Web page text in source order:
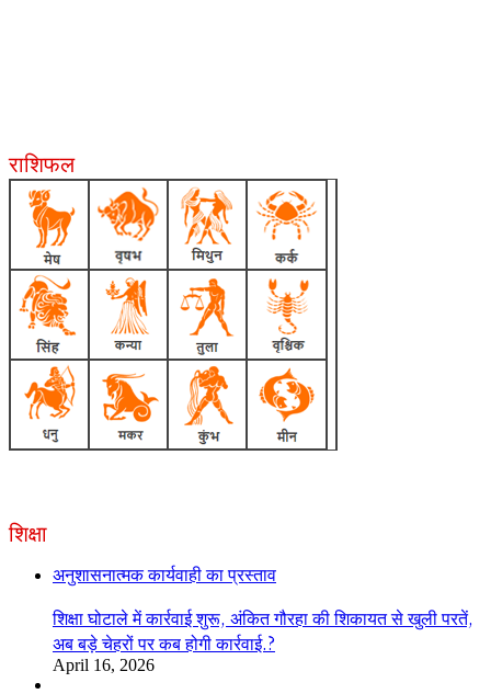
राशिफल
शिक्षा
अनुशासनात्मक कार्यवाही का प्रस्ताव
शिक्षा घोटाले में कार्रवाई शुरू, अंकित गौरहा की शिकायत से खुली परतें,
अब बड़े चेहरों पर कब होगी कार्रवाई.?
April 16, 2026